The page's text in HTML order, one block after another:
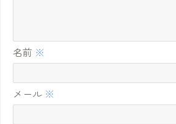
名前 ※
メール ※